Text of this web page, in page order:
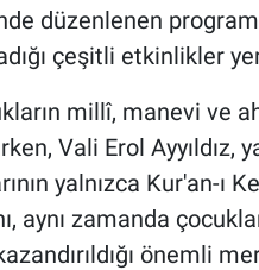
düzenlenen
çeşitli etkinlikler
millî, manevi ve
Vali Erol Ayyıldız,
yalnızca Kur'an-ı
aynı zamanda
önemli